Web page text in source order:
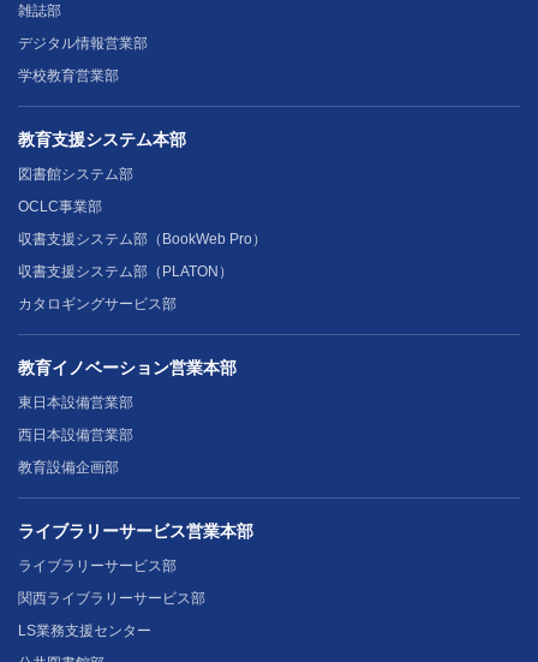
雑誌部
デジタル情報営業部
学校教育営業部
教育支援システム本部
図書館システム部
OCLC事業部
収書支援システム部（BookWeb Pro）
収書支援システム部（PLATON）
カタロギングサービス部
教育イノベーション営業本部
東日本設備営業部
西日本設備営業部
教育設備企画部
ライブラリーサービス営業本部
ライブラリーサービス部
関西ライブラリーサービス部
LS業務支援センター